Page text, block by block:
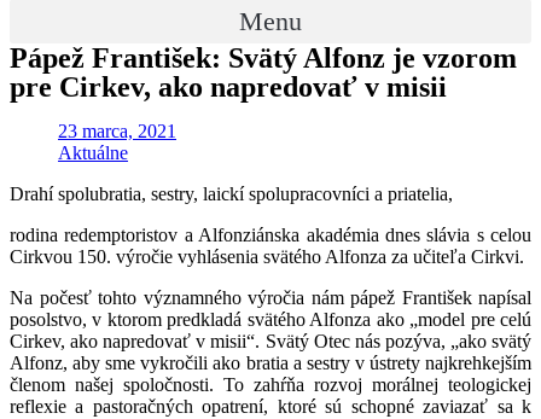
Menu
Pápež František: Svätý Alfonz je vzorom
pre Cirkev, ako napredovať v misii
23 marca, 2021
Aktuálne
Drahí spolubratia, sestry, laickí spolupracovníci a priatelia,
rodina redemptoristov a Alfonziánska akadémia dnes slávia s celou
Cirkvou 150. výročie vyhlásenia svätého Alfonza za učiteľa Cirkvi.
Na počesť tohto významného výročia nám pápež František napísal
posolstvo, v ktorom predkladá svätého Alfonza ako „model pre celú
Cirkev, ako napredovať v misii“. Svätý Otec nás pozýva, „ako svätý
Alfonz, aby sme vykročili ako bratia a sestry v ústrety najkrehkejším
členom našej spoločnosti. To zahŕňa rozvoj morálnej teologickej
reflexie a pastoračných opatrení, ktoré sú schopné zaviazať sa k